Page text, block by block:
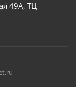
49А, ТЦ